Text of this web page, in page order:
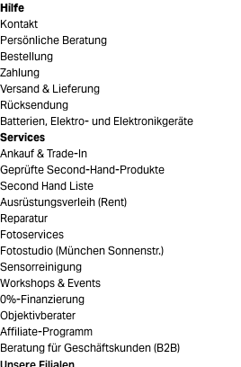
Hilfe
Kontakt
Persönliche Beratung
Bestellung
Zahlung
Versand & Lieferung
Rücksendung
Batterien, Elektro- und Elektronikgeräte
Services
Ankauf & Trade-In
Geprüfte Second-Hand-Produkte
Second Hand Liste
Ausrüstungsverleih (Rent)
Reparatur
Fotoservices
Fotostudio (München Sonnenstr.)
Sensorreinigung
Workshops & Events
0%-Finanzierung
Objektivberater
Affiliate-Programm
Beratung für Geschäftskunden (B2B)